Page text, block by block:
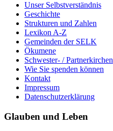
Unser Selbstverständnis
Geschichte
Strukturen und Zahlen
Lexikon A-Z
Gemeinden der SELK
Ökumene
Schwester- / Partnerkirchen
Wie Sie spenden können
Kontakt
Impressum
Datenschutzerklärung
Glauben und Leben